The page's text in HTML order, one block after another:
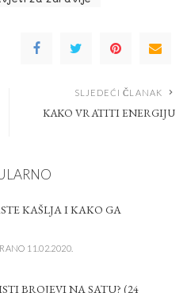
SLJEDEĆI ČLANAK
KAKO VRATITI ENERGIJU
KAŠLJA I KAKO GA
11.02.2020.
BROJEVI NA SATU? (24